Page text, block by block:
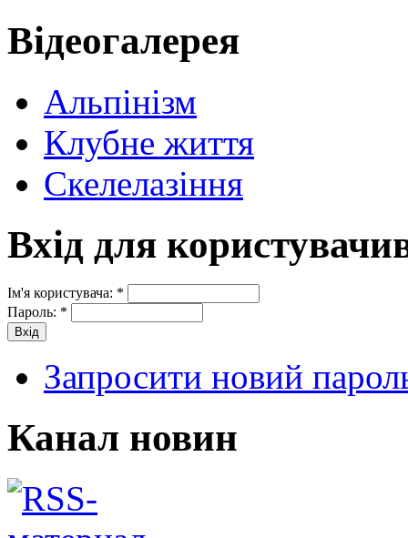
Відеогалерея
Альпінізм
Клубне життя
Скелелазіння
Вхід для
Ім'я користувача: *
Пароль: *
Запросити новий
Канал новин